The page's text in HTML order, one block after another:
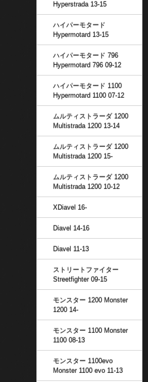
Hyperstrada 13-15
ハイパーモタード
Hypermotard 13-15
ハイパーモタード 796
Hypermotard 796 09-12
ハイパーモタード 1100
Hypermotard 1100 07-12
ムルティストラーダ 1200
Multistrada 1200 13-14
ムルティストラーダ 1200
Multistrada 1200 15-
ムルティストラーダ 1200
Multistrada 1200 10-12
XDiavel 16-
Diavel 14-16
Diavel 11-13
ストリートファイター
Streetfighter 09-15
モンスター 1200 Monster
1200 14-
モンスター 1100 Monster
1100 08-13
モンスター 1100evo
Monster 1100 evo 11-13